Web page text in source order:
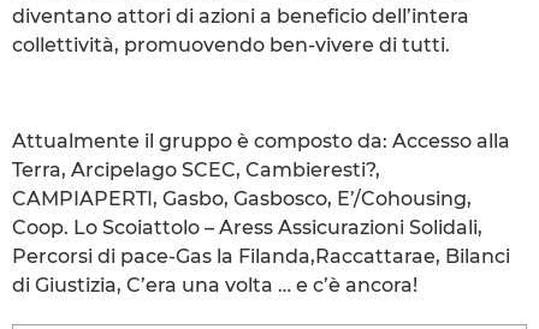
diventano attori di azioni a beneficio dell’intera
collettività, promuovendo ben-vivere di tutti.
Attualmente il gruppo è composto da: Accesso alla
Terra, Arcipelago SCEC, Cambieresti?,
CAMPIAPERTI, Gasbo, Gasbosco, E’/Cohousing,
Coop. Lo Scoiattolo – Aress Assicurazioni Solidali,
Percorsi di pace-Gas la Filanda,Raccattarae, Bilanci
di Giustizia, C’era una volta … e c’è ancora!